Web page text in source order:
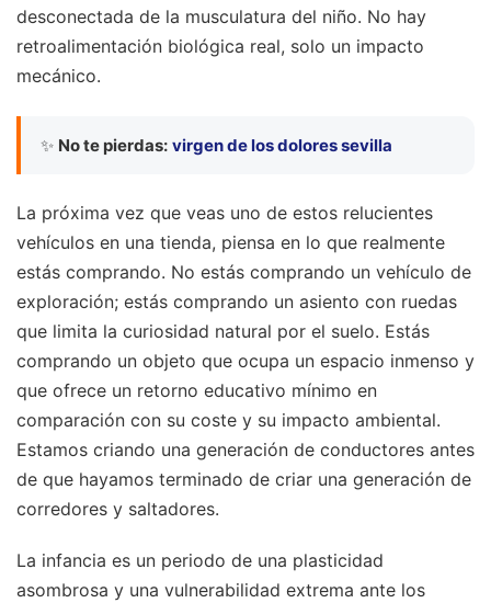
desconectada de la musculatura del niño. No hay
retroalimentación biológica real, solo un impacto
mecánico.
✨ No te pierdas: virgen de los dolores sevilla
La próxima vez que veas uno de estos relucientes
vehículos en una tienda, piensa en lo que realmente
estás comprando. No estás comprando un vehículo de
exploración; estás comprando un asiento con ruedas
que limita la curiosidad natural por el suelo. Estás
comprando un objeto que ocupa un espacio inmenso y
que ofrece un retorno educativo mínimo en
comparación con su coste y su impacto ambiental.
Estamos criando una generación de conductores antes
de que hayamos terminado de criar una generación de
corredores y saltadores.
La infancia es un periodo de una plasticidad
asombrosa y una vulnerabilidad extrema ante los